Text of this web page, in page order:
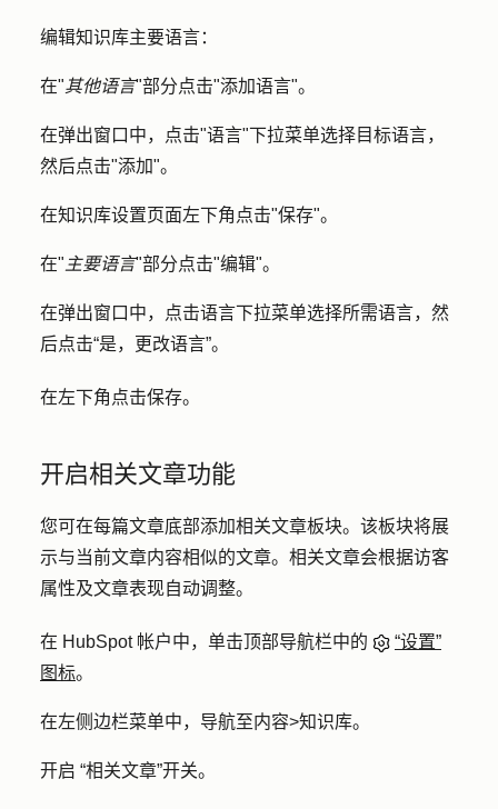
编辑知识库主要语言：
在"其他语言"部分点击"添加语言"。
在弹出窗口中，点击"语言"下拉菜单选择目标语言，
然后点击"添加"。
在知识库设置页面左下角点击"保存"。
在" 主要语言"部分点击"编辑"。
在弹出窗口中，点击语言下拉菜单选择所需语言，然
后点击“是，更改语言”。
在左下角点击保存。
开启相关文章功能
您可在每篇文章底部添加相关文章板块。该板块将展
示与当前文章内容相似的文章。相关文章会根据访客
属性及文章表现自动调整。
在 HubSpot 帐户中，单击顶部导航栏中的
“设置”
图标。
在左侧边栏菜单中，导航至内容>知识库。
开启 “相关文章”开关。